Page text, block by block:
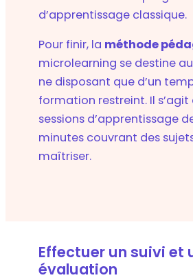
d’apprentissage classique.
Pour finir, la méthode
microlearning se destine
ne disposant que d’un
formation restreint. Il
sessions d’apprentissage
minutes couvrant des
maîtriser.
Effectuer un suivi et
évaluation